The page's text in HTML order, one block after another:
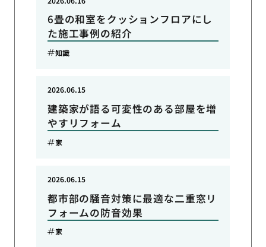
6畳の和室をクッションフロアにし
た施工事例の紹介
知識
建築家が語る可変性のある部屋を増
やすリフォーム
2026.06.15
家
都市部の騒音対策に最適な二重窓リ
フォームの防音効果
2026.06.15
家